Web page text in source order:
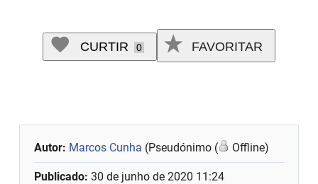
CURTIR 0 FAVORITAR
Autor: Marcos Cunha (Pseudónimo ( Offline)
Publicado:30 de junho de 2020 11:24